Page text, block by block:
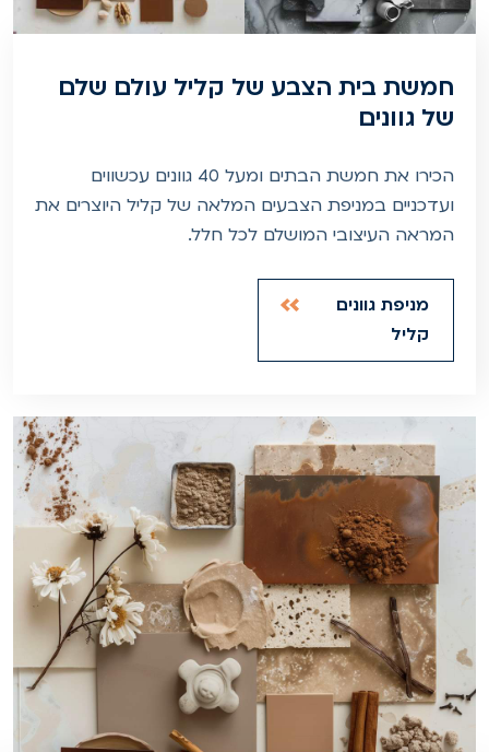
חמשת בית הצבע של קליל עולם שלם
של גוונים
הכירו את חמשת הבתים ומעל 40 גוונים עכשווים
ועדכניים במניפת הצבעים המלאה של קליל היוצרים את
המראה העיצובי המושלם לכל חלל.
מניפת גוונים
קליל